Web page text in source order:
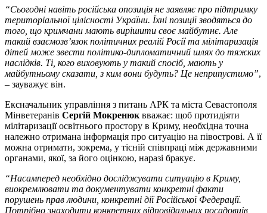
“Сьогодні навіть російська опозиція не заявляє про підтримку
територіальної цілісності України. Їхні позиції зводяться до
того, що кримчани мають вирішити своє майбутнє. Але
такий взаємозв’язок політичних реалій Росії та мілітаризація
дітей може звести політико-дипломатичний шлях до тяжких
наслідків. Ті, кого виховують у такий спосіб, мають у
майбутньому сказати, з ким вони будуть? Це неприпустимо”,
– зауважує він.
Ексначальник управління з питань АРК та міста Севастополя
Мінветеранів Сергій Мокренюк вважає: щоб протидіяти
мілітаризації освітнього простору в Криму, необхідна точна
належно отримана інформація про ситуацію на півострові. А її
можна отримати, зокрема, у тісній співпраці між державними
органами, якої, за його оцінкою, наразі бракує.
“Насамперед необхідно досліджувати ситуацію в Криму,
виокремлювати та документувати конкретні факти
порушень прав людини, конкретні дії Російської Федерації.
Потрібно знаходити конкретних відповідальних посадовців,